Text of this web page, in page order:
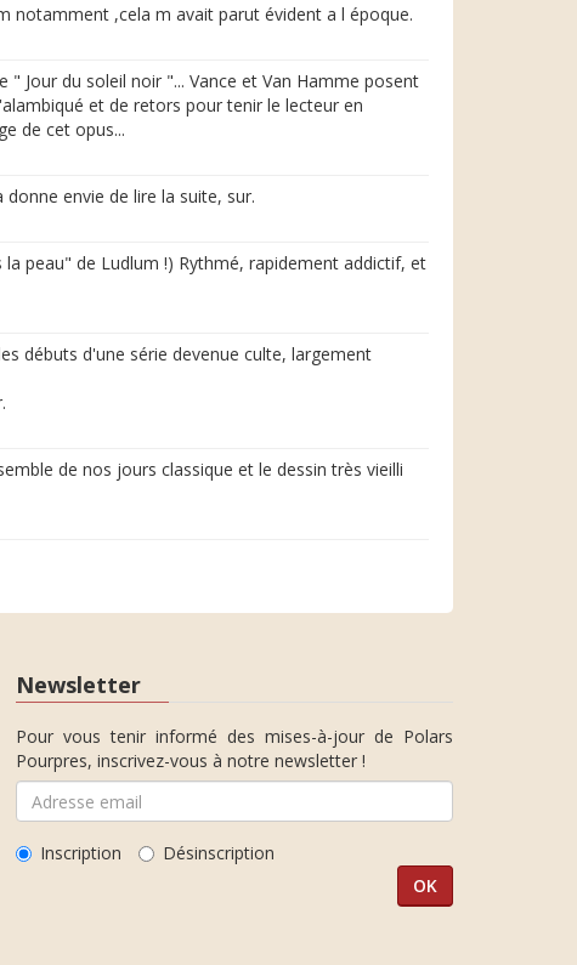
notamment ,cela m avait parut évident a l époque.
Jour du soleil noir "... Vance et Van Hamme posent
et de retors pour tenir le lecteur en
de cet opus...
envie de lire la suite, sur.
peau" de Ludlum !) Rythmé, rapidement addictif, et
débuts d'une série devenue culte, largement
de nos jours classique et le dessin très vieilli
Newsletter
Pour vous tenir informé des mises-à-jour de Polars
Pourpres, inscrivez-vous à notre newsletter !
Inscription Désinscription